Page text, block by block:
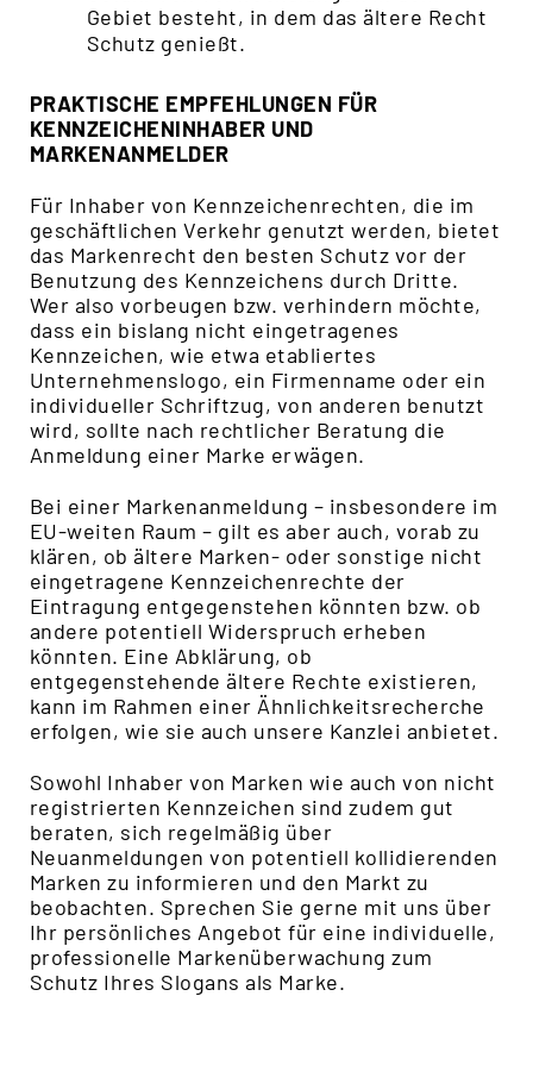
Gebiet besteht, in dem das ältere Recht
Schutz genießt.
PRAKTISCHE EMPFEHLUNGEN FÜR
KENNZEICHENINHABER UND
MARKENANMELDER
Für Inhaber von Kennzeichenrechten, die im
geschäftlichen Verkehr genutzt werden, bietet
das Markenrecht den besten Schutz vor der
Benutzung des Kennzeichens durch Dritte.
Wer also vorbeugen bzw. verhindern möchte,
dass ein bislang nicht eingetragenes
Kennzeichen, wie etwa etabliertes
Unternehmenslogo, ein Firmenname oder ein
individueller Schriftzug, von anderen benutzt
wird, sollte nach rechtlicher Beratung die
Anmeldung einer Marke erwägen.
Bei einer Markenanmeldung – insbesondere im
EU-weiten Raum – gilt es aber auch, vorab zu
klären, ob ältere Marken- oder sonstige nicht
eingetragene Kennzeichenrechte der
Eintragung entgegenstehen könnten bzw. ob
andere potentiell Widerspruch erheben
könnten. Eine Abklärung, ob
entgegenstehende ältere Rechte existieren,
kann im Rahmen einer Ähnlichkeitsrecherche
erfolgen, wie sie auch unsere Kanzlei anbietet.
Sowohl Inhaber von Marken wie auch von nicht
registrierten Kennzeichen sind zudem gut
beraten, sich regelmäßig über
Neuanmeldungen von potentiell kollidierenden
Marken zu informieren und den Markt zu
beobachten. Sprechen Sie gerne mit uns über
Ihr persönliches Angebot für eine individuelle,
professionelle Markenüberwachung zum
Schutz Ihres Slogans als Marke.